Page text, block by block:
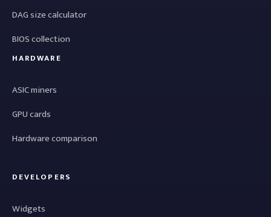
DAG size calculator
BIOS collection
HARDWARE
ASIC miners
GPU cards
Hardware comparison
DEVELOPERS
Widgets